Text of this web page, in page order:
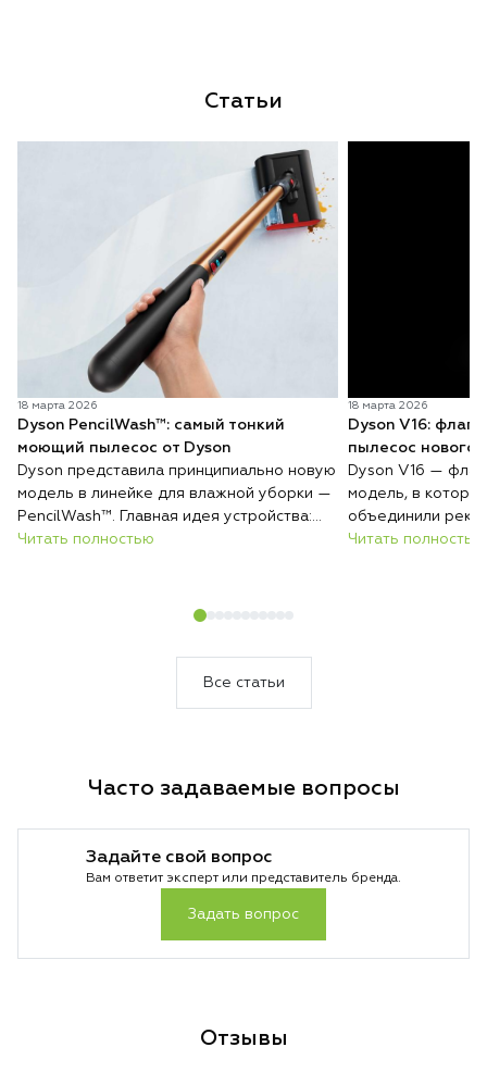
Статьи
18 марта 2026
Dyson PencilWash™: самый тонкий
моющий пылесос от Dyson
Dyson представила принципиально новую
модель в линейке для влажной уборки —
PencilWash™. Главная идея устройства:
сверхтонкий и лёгкий корпус без каких-
Читать полностью
18 марта 2026
Dyson V16:
пылесос нового
Dyson V16 —
модель, в
объединили
всасывания,
Читать полностью
Все статьи
Часто задаваемые вопросы
Задайте свой вопрос
Вам ответит эксперт или представитель бренда.
Задать вопрос
Отзывы